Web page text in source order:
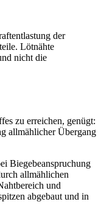
der
Lötnähte
nicht die
zu erreichen, genügt:
allmählicher Übergang
Biegebeanspruchung
allmählichen
und
abgebaut und in